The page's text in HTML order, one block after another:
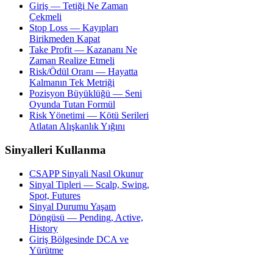
Giriş — Tetiği Ne Zaman
Çekmeli
Stop Loss — Kayıpları
Birikmeden Kapat
Take Profit — Kazananı Ne
Zaman Realize Etmeli
Risk/Ödül Oranı — Hayatta
Kalmanın Tek Metriği
Pozisyon Büyüklüğü — Seni
Oyunda Tutan Formül
Risk Yönetimi — Kötü Serileri
Atlatan Alışkanlık Yığını
Sinyalleri Kullanma
CSAPP Sinyali Nasıl Okunur
Sinyal Tipleri — Scalp, Swing,
Spot, Futures
Sinyal Durumu Yaşam
Döngüsü — Pending, Active,
History
Giriş Bölgesinde DCA ve
Yürütme